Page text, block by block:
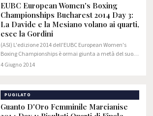
EUBC European Women's Boxing
Championships Bucharest 2014 Day 3:
La Davide e la Mesiano volano ai quarti,
esce la Gordini
(ASI) L'edizione 2014 dell'EUBC European Women's
Boxing Championships è ormai giunta a metà del suo
percorso.
4 Giugno 2014
PUGILATO
Guanto D'Oro Femminile Marcianise